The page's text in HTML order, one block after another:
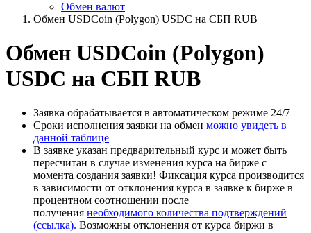
Обмен валют
Обмен USDCoin (Polygon) USDC на СБП RUB
Обмен USDCoin (Polygon)
USDC на СБП RUB
Заявка обрабатывается в автоматическом режиме 24/7
Сроки исполнения заявки на обмен можно увидеть в
данной таблице
В заявке указан предварительный курс и может быть
пересчитан в случае изменения курса на бирже с
момента создания заявки! Фиксация курса производится
в зависимости от отклонения курса в заявке к бирже в
процентном соотношении после
получения необходимого количества подтверждений
(ссылка). Возможны отклонения от курса биржи в